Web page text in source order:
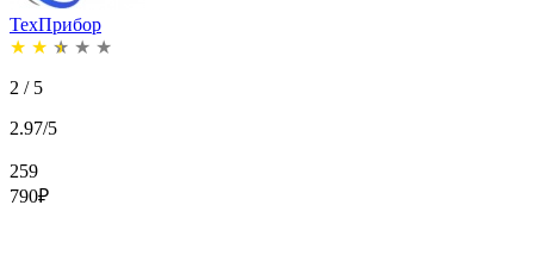
ТехПрибор
★ ★ ★ ★ ★
2 / 5
2.97/5
259
790₽